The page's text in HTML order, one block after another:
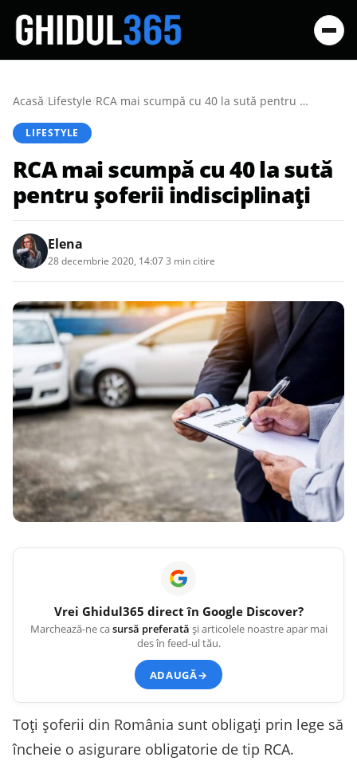
Acasă/Lifestyle/ RCA mai scumpă cu 40 la sută pentru șoferii indisciplinați
LIFESTYLE
RCA mai scumpă cu 40 la sută
pentru șoferii indisciplinați
Elena
28 decembrie 2020, 14:073 min citire
Vrei Ghidul365 direct în Google Discover?
Marchează-ne casursă preferată și articolele noastre apar mai
des în feed-ul tău.
ADAUGĂ→
Toți șoferii din România sunt obligați prin lege să
încheie o asigurare obligatorie de tip RCA.